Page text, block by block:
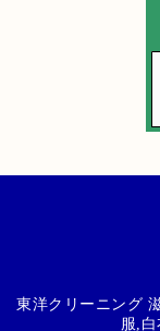
東洋クリーニング
服,白